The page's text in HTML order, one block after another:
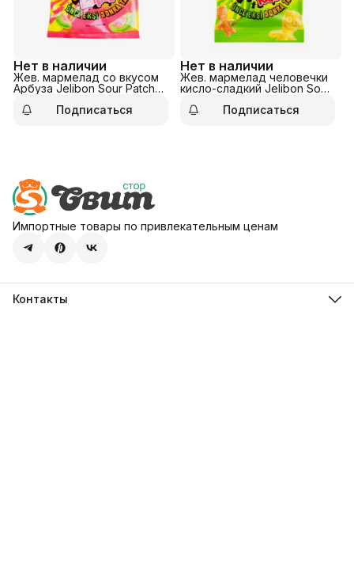
Нет в наличии
Жев. мармелад со вкусом
Арбуза Jelibon Sour Patch
Подписаться
Нет в наличии
Жев. мармелад человечки
кисло-сладкий Jelibon Sour
Подписаться
Импортные товары по привлекательным ценам
Контакты